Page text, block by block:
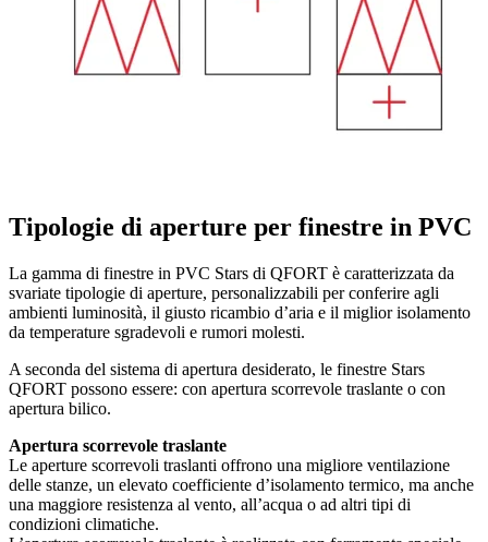
Tipologie di aperture per finestre in PVC
La gamma di finestre in PVC Stars di QFORT è caratterizzata da
svariate tipologie di aperture, personalizzabili per conferire agli
ambienti luminosità, il giusto ricambio d’aria e il miglior isolamento
da temperature sgradevoli e rumori molesti.
A seconda del sistema di apertura desiderato, le finestre Stars
QFORT possono essere: con apertura scorrevole traslante o con
apertura bilico.
Apertura scorrevole traslante
Le aperture scorrevoli traslanti offrono una migliore ventilazione
delle stanze, un elevato coefficiente d’isolamento termico, ma anche
una maggiore resistenza al vento, all’acqua o ad altri tipi di
condizioni climatiche.